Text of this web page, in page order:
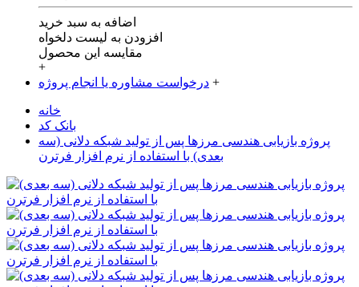
اضافه به سبد خرید
افزودن به لیست دلخواه
مقایسه این محصول
+
درخواست مشاوره یا انجام پروژه +
خانه
بانک کد
پروژه بازیابی هندسی مرزها پس از تولید شبکه دلانی (سه
بعدی) با استفاده از نرم افزار فرترن